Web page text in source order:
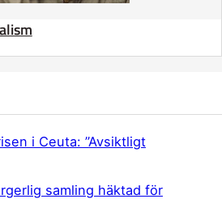
i Ceuta: ”Avsiktligt
samling häktad för